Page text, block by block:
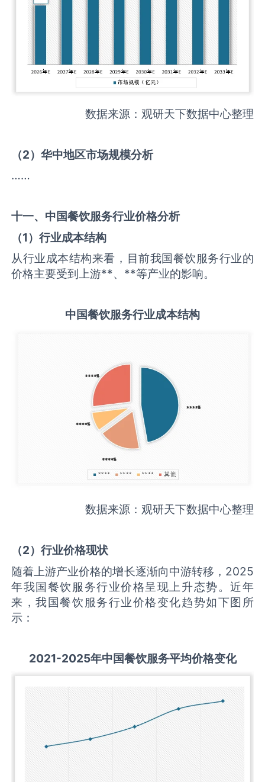
数据来源：观研天下数据中心整理
（2）华中地区市场规模分析
……
十一、中国餐饮服务行业价格分析
（1）行业成本结构
从行业成本结构来看，目前我国餐饮服务行业的
价格主要受到上游**、**等产业的影响。
中国餐饮服务行业成本结构
数据来源：观研天下数据中心整理
（2）行业价格现状
随着上游产业价格的增长逐渐向中游转移，2025
年我国餐饮服务行业价格呈现上升态势。近年
来，我国餐饮服务行业价格变化趋势如下图所
示：
2021-2025年中国餐饮服务平均价格变化